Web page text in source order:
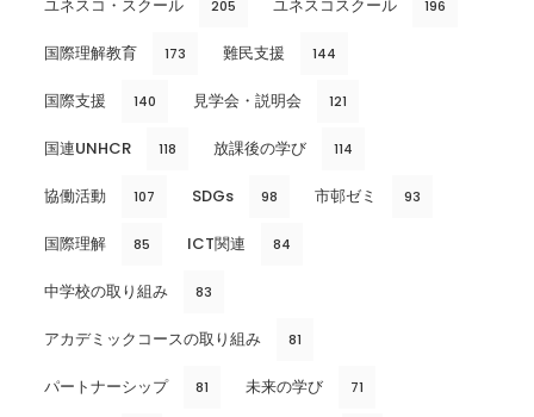
ユネスコ・スクール 205 ユネスコスクール 196
国際理解教育 173 難民支援 144
国際支援 140 見学会・説明会 121
国連UNHCR 118 放課後の学び 114
協働活動 107 SDGs 98 市邨ゼミ 93
国際理解 85 ICT関連 84
中学校の取り組み 83
アカデミックコースの取り組み 81
パートナーシップ 81 未来の学び 71